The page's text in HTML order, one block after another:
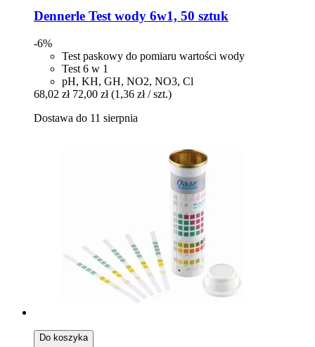
Dennerle Test wody 6w1, 50 sztuk
-6%
Test paskowy do pomiaru wartości wody
Test 6 w 1
pH, KH, GH, NO2, NO3, Cl
68,02 zł 72,00 zł (1,36 zł / szt.)
Dostawa do 11 sierpnia
Do koszyka